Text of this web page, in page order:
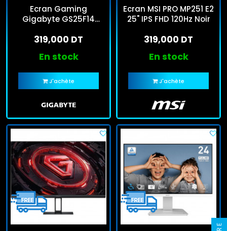
Ecran Gaming
Gigabyte GS25F14
Noir
319,000 DT
En stock
J'achète
Ecran MSI PRO MP251 E2
25" IPS FHD 120Hz Noir
319,000 DT
En stock
J'achète